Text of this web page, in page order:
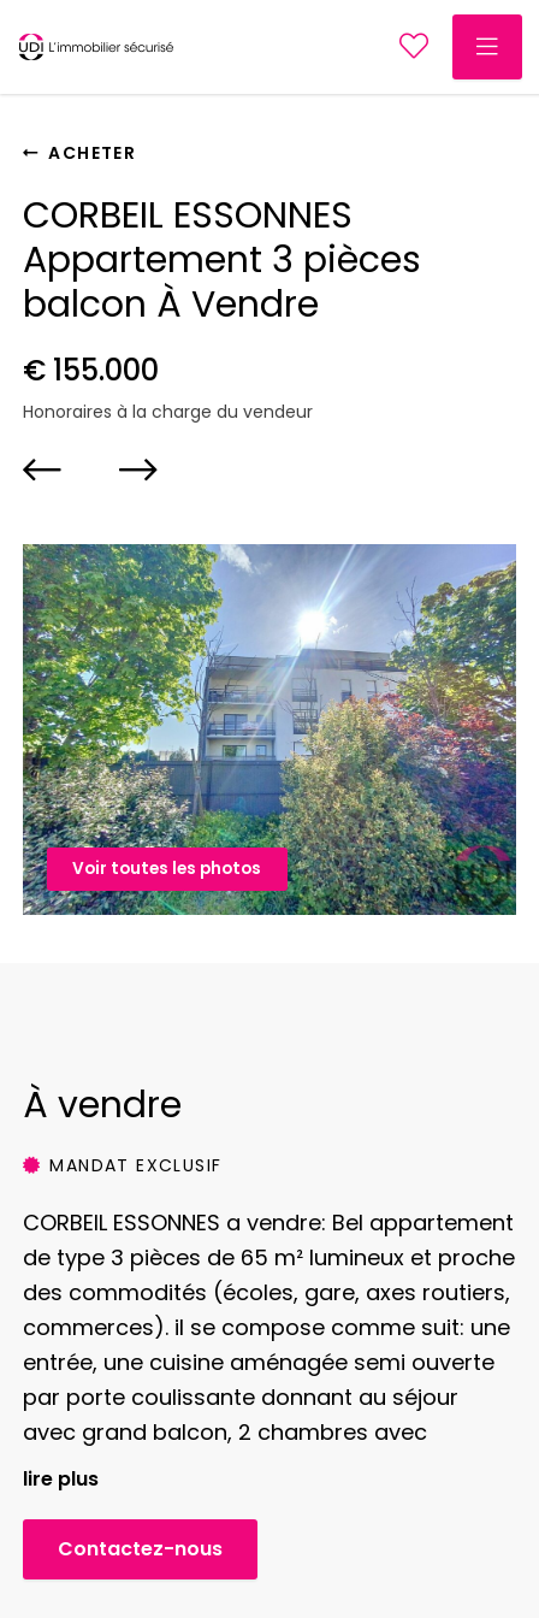
ACHETER
CORBEIL ESSONNES
Appartement 3 pièces
balcon À Vendre
€ 155.000
Honoraires à la charge du vendeur
Voir toutes les photos
À vendre
MANDAT EXCLUSIF
CORBEIL ESSONNES a vendre: Bel appartement
de type 3 pièces de 65 m² lumineux et proche
des commodités (écoles, gare, axes routiers,
commerces). il se compose comme suit: une
entrée, une cuisine aménagée semi ouverte
par porte coulissante donnant au séjour
avec grand balcon, 2 chambres avec
placards, une salle d’eau, WC indépendant.
compris également. Cuisine et sale d’eau
récente, pas de travaux à prévoir. Joli bien
lire plus
Contactez-nous